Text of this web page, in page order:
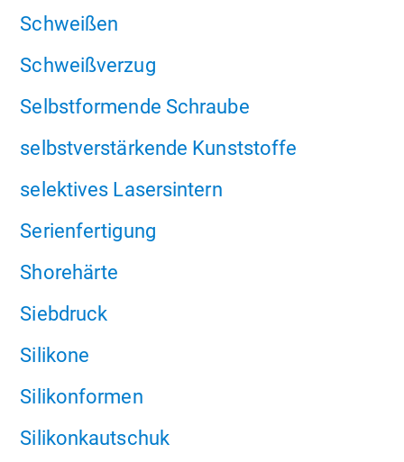
Schweißen
Schweißverzug
Selbstformende Schraube
selbstverstärkende Kunststoffe
selektives Lasersintern
Serienfertigung
Shorehärte
Siebdruck
Silikone
Silikonformen
Silikonkautschuk